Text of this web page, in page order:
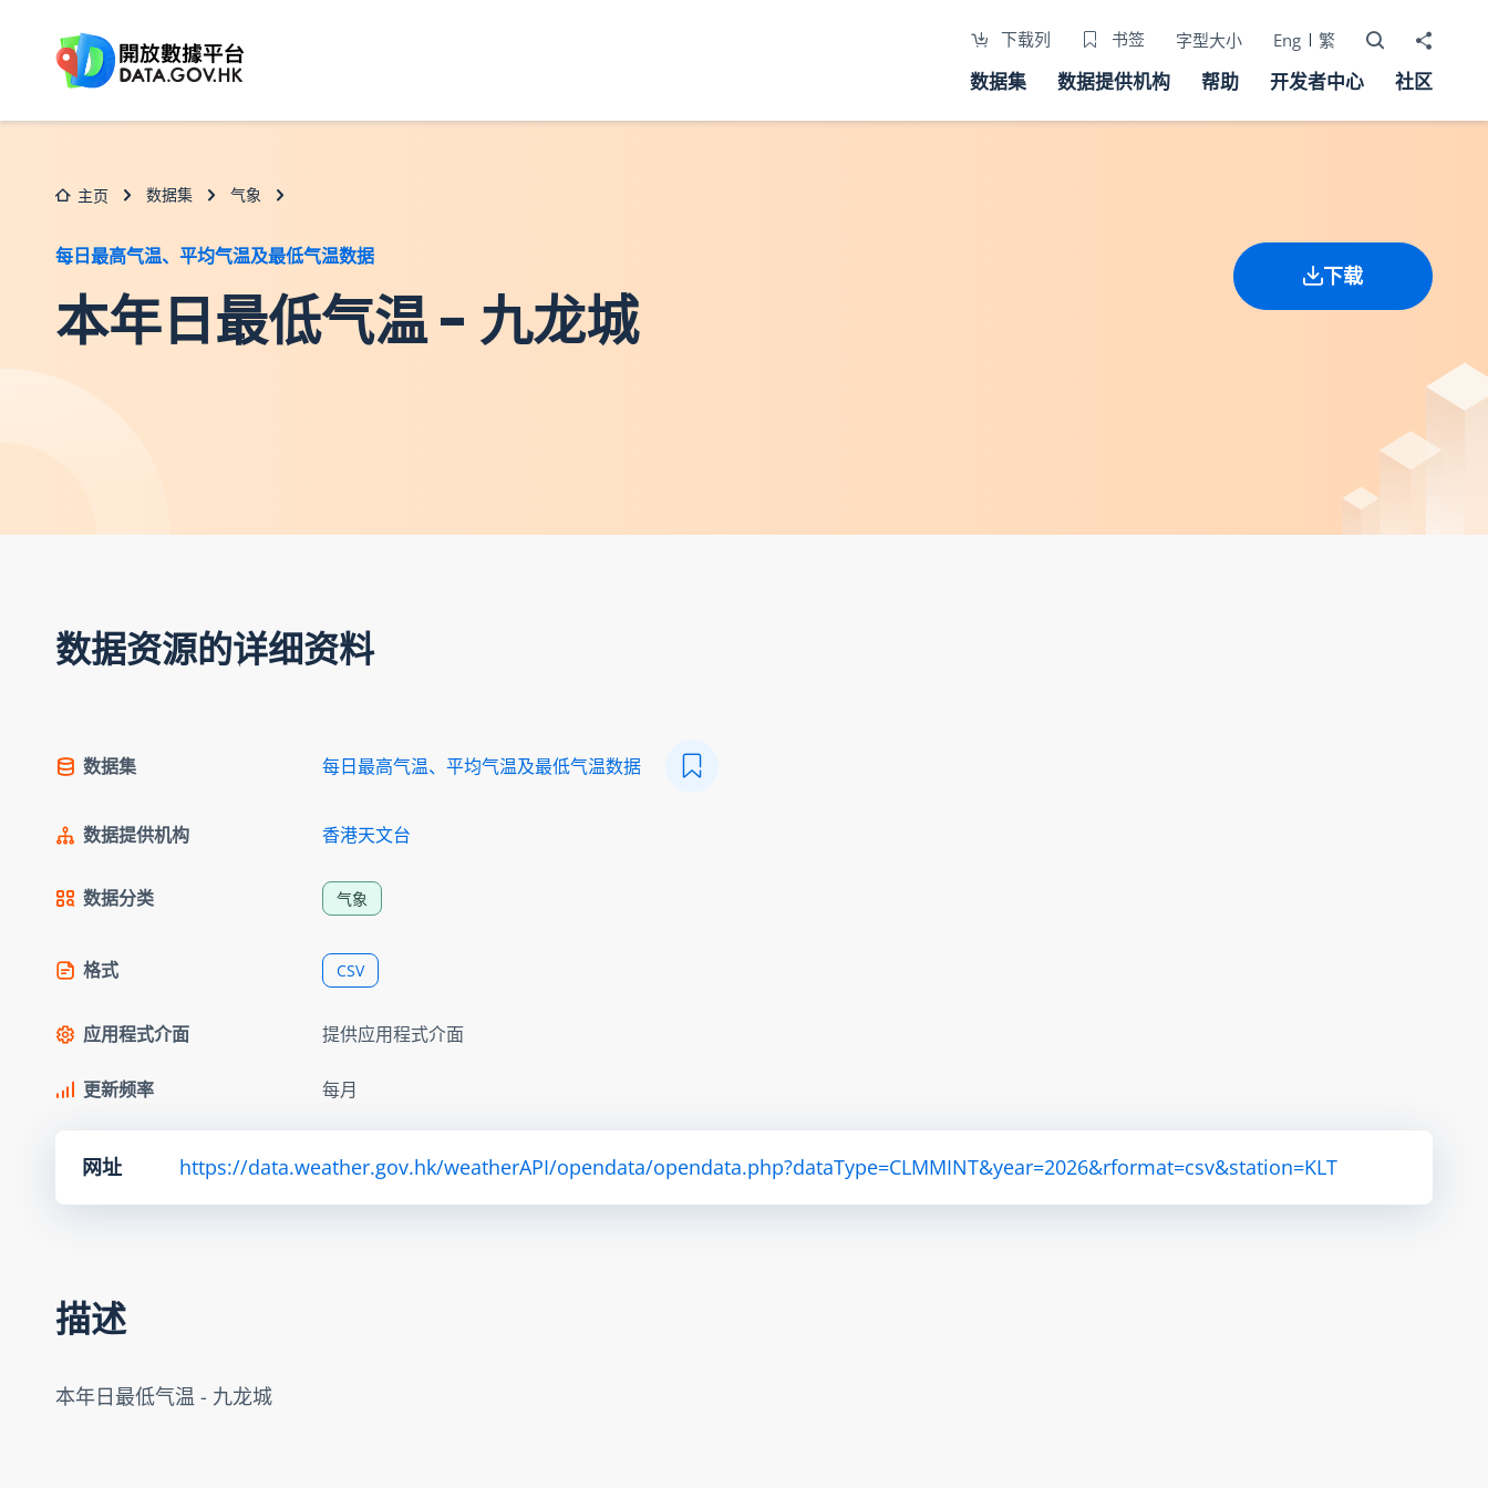
下载列 书签 字型大小 Eng 繁 打开搜寻器
分享至
数据集 数据提供机构 帮助 开发者中心 社区
主页 数据集 气象
每日最高气温、平均气温及最低气温数据
本年日最低气温 - 九龙城
下载
数据资源的详细资料
数据集 每日最高气温、平均气温及最低气温数据
数据提供机构 香港天文台
数据分类 气象
格式 CSV
应用程式介面 提供应用程式介面
更新频率 每月
网址 https://data.weather.gov.hk/weatherAPI/opendata/opendata.php?dataType=CLMMINT&year=2026&rformat=csv&station=KLT
描述
本年日最低气温 - 九龙城